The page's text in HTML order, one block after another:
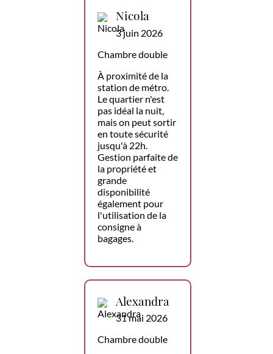
Nicola
3 juin 2026
Chambre double
À proximité de la
station de métro.
Le quartier n'est
pas idéal la nuit,
mais on peut sortir
en toute sécurité
jusqu'à 22h.
Gestion parfaite de
la propriété et
grande
disponibilité
également pour
l'utilisation de la
consigne à
bagages.
Alexandra
31 mai 2026
Chambre double